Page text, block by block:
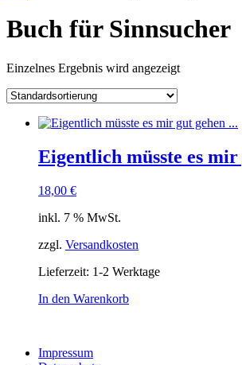
Buch für Sinnsucher
Einzelnes Ergebnis wird angezeigt
Eigentlich müsste es
18,00 €
inkl. 7 % MwSt.
zzgl. Versandkosten
Lieferzeit: 1-2 Werktage
In den Warenkorb
Impressum